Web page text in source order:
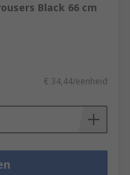
Black 66 cm
€ 34,44/eenheid